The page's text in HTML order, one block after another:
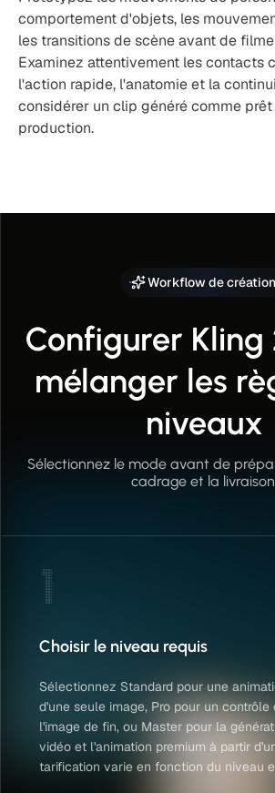
comportement d'objets, les
les transitions de scène avant de
Examinez attentivement les contacts
l'action rapide, l'anatomie et la
considérer un clip généré comme
production.
Workflow de création
Configurer Kling
mélanger les
niveaux
Sélectionnez le mode avant de
cadrage et la
1
Choisir le niveau requis
Sélectionnez Standard pour une
d'une seule image, Pro pour un
l'image de fin, ou Master pour la
vidéo et l'animation premium à partir
tarification varie en fonction du niveau